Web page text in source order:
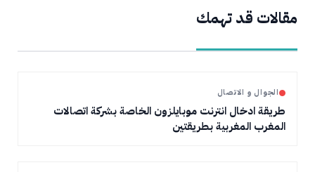
مقالات قد تهمك
الجوال و الاتصال
طريقة ادخال انترنت موبايلزون الخاصة بشركة اتصالات
المغرب المغربية بطريقتين